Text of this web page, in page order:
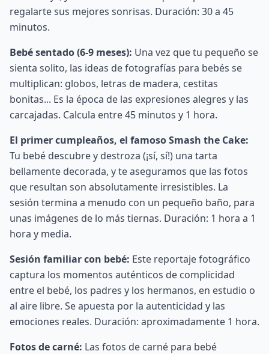
regalarte sus mejores sonrisas. Duración: 30 a 45
minutos.
Bebé sentado (6-9 meses): Una vez que tu pequeño se
sienta solito, las ideas de fotografías para bebés se
multiplican: globos, letras de madera, cestitas
bonitas... Es la época de las expresiones alegres y las
carcajadas. Calcula entre 45 minutos y 1 hora.
El primer cumpleaños, el famoso Smash the Cake:
Tu bebé descubre y destroza (¡sí, sí!) una tarta
bellamente decorada, y te aseguramos que las fotos
que resultan son absolutamente irresistibles. La
sesión termina a menudo con un pequeño baño, para
unas imágenes de lo más tiernas. Duración: 1 hora a 1
hora y media.
Sesión familiar con bebé: Este reportaje fotográfico
captura los momentos auténticos de complicidad
entre el bebé, los padres y los hermanos, en estudio o
al aire libre. Se apuesta por la autenticidad y las
emociones reales. Duración: aproximadamente 1 hora.
Fotos de carné: Las fotos de carné para bebé